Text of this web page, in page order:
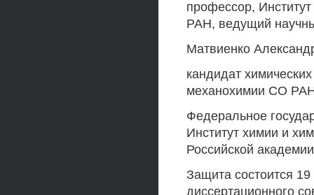
профессор,
РАН, ведущий
Матвиенко
кандидат
механохимии СО
Федеральное
Институт химии и
Российской
Защита состоится
диссертационного